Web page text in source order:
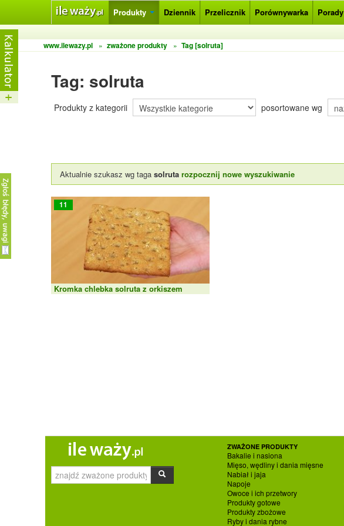
Produkty Dziennik Przelicznik Porównywarka Porady
www.ilewazy.pl
» zważone produkty » Tag [solruta]
Tag: solruta
Produkty z kategorii posortowane wg
Aktualnie szukasz wg taga solruta rozpocznij nowe wyszukiwanie
11
Kromka chlebka solruta z orkiszem
ZWAŻONE PRODUKTY
Bakalie i nasiona
Mięso, wędliny i dania mięsne
Nabiał i jaja
Napoje
Owoce i ich przetwory
Produkty gotowe
Produkty zbożowe
Ryby i dania rybne